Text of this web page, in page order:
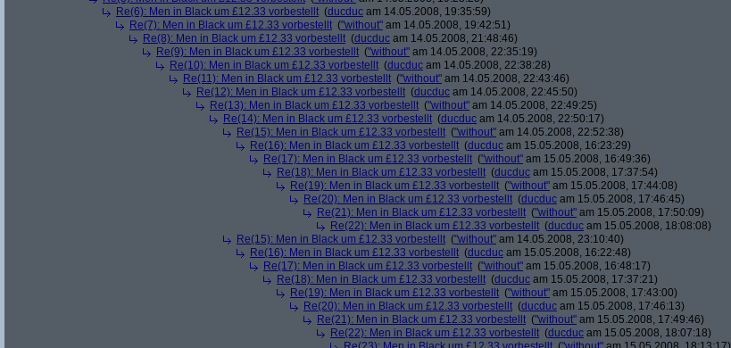
Re(6): Men in Black um £12.33 vorbestellt (ducduc am 14.05.2008, 19:35:59)
Re(7): Men in Black um £12.33 vorbestellt ("without" am 14.05.2008, 19:42:51)
Re(8): Men in Black um £12.33 vorbestellt (ducduc am 14.05.2008, 21:48:46)
Re(9): Men in Black um £12.33 vorbestellt ("without" am 14.05.2008, 22:35:19)
Re(10): Men in Black um £12.33 vorbestellt (ducduc am 14.05.2008, 22:38:28)
Re(11): Men in Black um £12.33 vorbestellt ("without" am 14.05.2008, 22:43:46)
Re(12): Men in Black um £12.33 vorbestellt (ducduc am 14.05.2008, 22:45:50)
Re(13): Men in Black um £12.33 vorbestellt ("without" am 14.05.2008, 22:49:25)
Re(14): Men in Black um £12.33 vorbestellt (ducduc am 14.05.2008, 22:50:17)
Re(15): Men in Black um £12.33 vorbestellt ("without" am 14.05.2008, 22:52:38)
Re(16): Men in Black um £12.33 vorbestellt (ducduc am 15.05.2008, 16:23:29)
Re(17): Men in Black um £12.33 vorbestellt ("without" am 15.05.2008, 16:49:36)
Re(18): Men in Black um £12.33 vorbestellt (ducduc am 15.05.2008, 17:37:54)
Re(19): Men in Black um £12.33 vorbestellt ("without" am 15.05.2008, 17:44:08)
Re(20): Men in Black um £12.33 vorbestellt (ducduc am 15.05.2008, 17:46:45)
Re(21): Men in Black um £12.33 vorbestellt ("without" am 15.05.2008, 17:50:09)
Re(22): Men in Black um £12.33 vorbestellt (ducduc am 15.05.2008, 18:08:08)
Re(15): Men in Black um £12.33 vorbestellt ("without" am 14.05.2008, 23:10:40)
Re(16): Men in Black um £12.33 vorbestellt (ducduc am 15.05.2008, 16:22:48)
Re(17): Men in Black um £12.33 vorbestellt ("without" am 15.05.2008, 16:48:17)
Re(18): Men in Black um £12.33 vorbestellt (ducduc am 15.05.2008, 17:37:21)
Re(19): Men in Black um £12.33 vorbestellt ("without" am 15.05.2008, 17:43:00)
Re(20): Men in Black um £12.33 vorbestellt (ducduc am 15.05.2008, 17:46:13)
Re(21): Men in Black um £12.33 vorbestellt ("without" am 15.05.2008, 17:49:46)
Re(22): Men in Black um £12.33 vorbestellt (ducduc am 15.05.2008, 18:07:18)